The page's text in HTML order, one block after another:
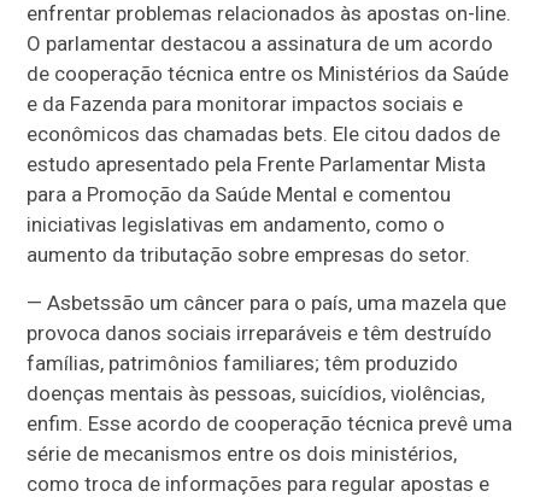
enfrentar problemas relacionados às apostas on-line.
O parlamentar destacou a assinatura de um acordo
de cooperação técnica entre os Ministérios da Saúde
e da Fazenda para monitorar impactos sociais e
econômicos das chamadas bets. Ele citou dados de
estudo apresentado pela Frente Parlamentar Mista
para a Promoção da Saúde Mental e comentou
iniciativas legislativas em andamento, como o
aumento da tributação sobre empresas do setor.
— Asbetssão um câncer para o país, uma mazela que
provoca danos sociais irreparáveis e têm destruído
famílias, patrimônios familiares; têm produzido
doenças mentais às pessoas, suicídios, violências,
enfim. Esse acordo de cooperação técnica prevê uma
série de mecanismos entre os dois ministérios,
como troca de informações para regular apostas e